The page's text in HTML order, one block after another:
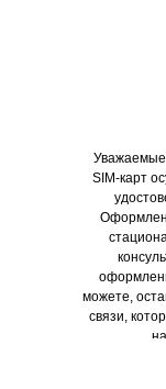
+7 (800)
Уважаемые
SIM-карт
можете,
связи,